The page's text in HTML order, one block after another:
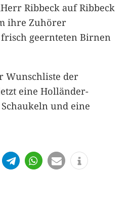
Ribbeck auf Ribbeck
ihre Zuhörer
geernteten Birnen
Wunschliste der
eine Holländer-
und eine